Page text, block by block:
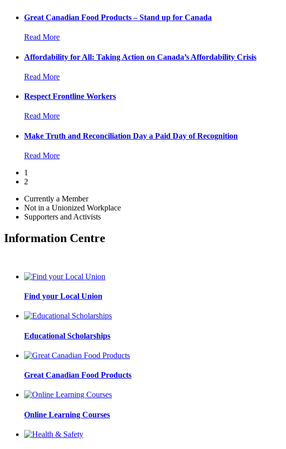
Great Canadian Food Products – Stand up for Canada
Read More
Affordability for All: Taking Action on Canada’s Affordability Crisis
Read More
Respect Frontline Workers
Read More
Make Truth and Reconciliation Day a Paid Day of Recognition
Read More
1
2
Currently a Member
Not in a Unionized Workplace
Supporters and Activists
Information Centre
Find your Local Union
Educational Scholarships
Great Canadian Food Products
Online Learning Courses